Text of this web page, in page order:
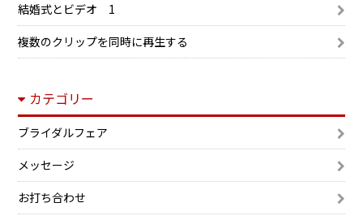
結婚式とビデオ 1
複数のクリップを同時に再生する
カテゴリー
ブライダルフェア
メッセージ
お打ち合わせ